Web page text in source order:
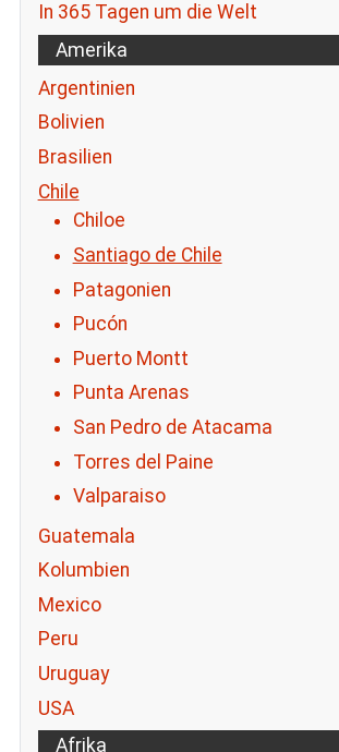
In 365 Tagen um die Welt
Amerika
Argentinien
Bolivien
Brasilien
Chile
Chiloe
Santiago de Chile
Patagonien
Pucón
Puerto Montt
Punta Arenas
San Pedro de Atacama
Torres del Paine
Valparaiso
Guatemala
Kolumbien
Mexico
Peru
Uruguay
USA
Afrika